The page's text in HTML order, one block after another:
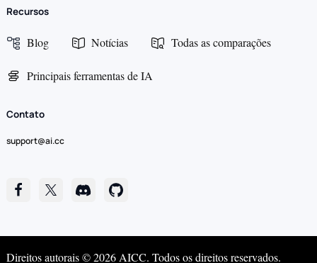
Recursos
Blog Notícias Todas as comparações
Principais ferramentas de IA
Contato
support@ai.cc
Direitos autorais © 2026 AICC. Todos os direitos reservados.